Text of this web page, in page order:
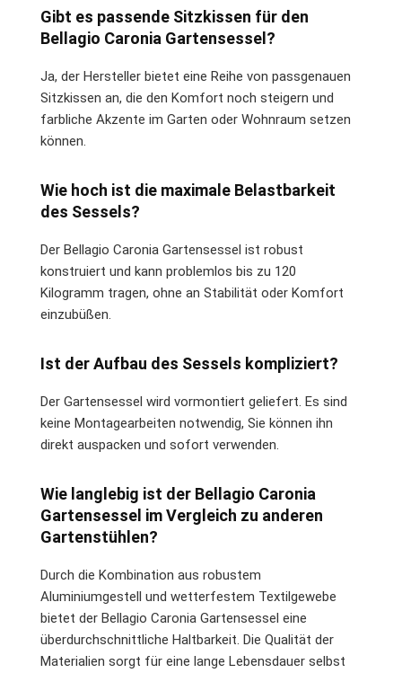
Gibt es passende Sitzkissen für den
Bellagio Caronia Gartensessel?
Ja, der Hersteller bietet eine Reihe von passgenauen
Sitzkissen an, die den Komfort noch steigern und
farbliche Akzente im Garten oder Wohnraum setzen
können.
Wie hoch ist die maximale Belastbarkeit
des Sessels?
Der Bellagio Caronia Gartensessel ist robust
konstruiert und kann problemlos bis zu 120
Kilogramm tragen, ohne an Stabilität oder Komfort
einzubüßen.
Ist der Aufbau des Sessels kompliziert?
Der Gartensessel wird vormontiert geliefert. Es sind
keine Montagearbeiten notwendig, Sie können ihn
direkt auspacken und sofort verwenden.
Wie langlebig ist der Bellagio Caronia
Gartensessel im Vergleich zu anderen
Gartenstühlen?
Durch die Kombination aus robustem
Aluminiumgestell und wetterfestem Textilgewebe
bietet der Bellagio Caronia Gartensessel eine
überdurchschnittliche Haltbarkeit. Die Qualität der
Materialien sorgt für eine lange Lebensdauer selbst